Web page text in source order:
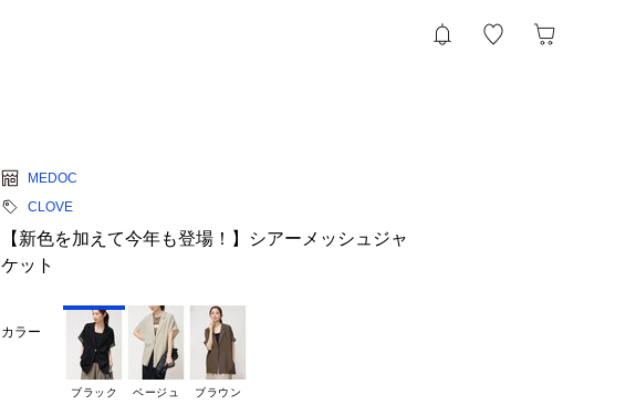
MEDOC
CLOVE
【新色を加えて今年も登場！】シアーメッシュジャ
ケット
カラー
ブラック ベージュ ブラウン